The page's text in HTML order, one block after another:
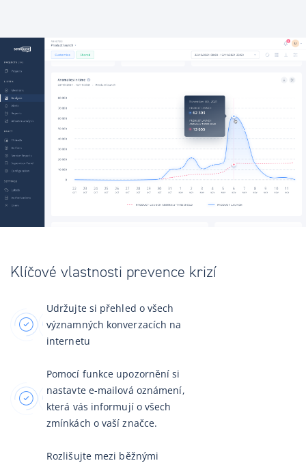
Klíčové vlastnosti prevence krizí
Udržujte si přehled o všech
významných konverzacích na
internetu
Pomocí funkce upozornění si
nastavte e-mailová oznámení,
která vás informují o všech
zmínkách o vaší značce.
Rozlišujte mezi běžnými